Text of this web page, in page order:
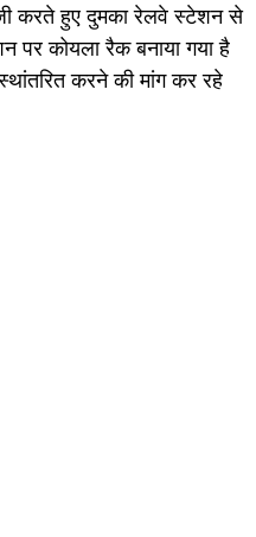
करते हुए दुमका रेलवे स्टेशन से
पर कोयला रैक बनाया गया है
करने की मांग कर रहे